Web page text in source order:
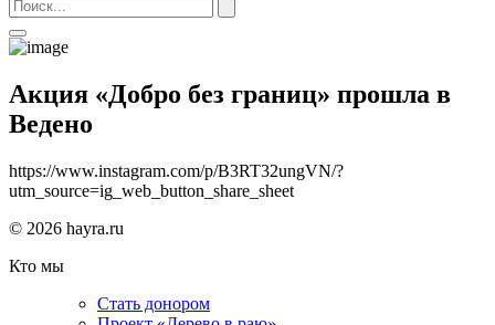
Акция «Добро без границ» прошла в
Ведено
https://www.instagram.com/p/B3RT32ungVN/?
utm_source=ig_web_button_share_sheet
© 2026 hayra.ru
Кто мы
Стать донором